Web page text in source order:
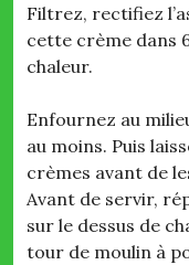
Filtrez, rectifiez
cette crème dans
chaleur.
Enfournez au
au moins. Puis
crèmes avant de
Avant de servir,
sur le dessus de
tour de moulin à